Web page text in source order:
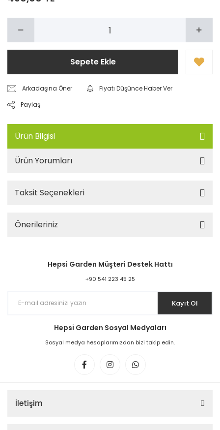
Sepete Ekle
Arkadaşına Öner
Fiyatı Düşünce Haber Ver
Paylaş
Ürün Bilgisi
Ürün Yorumları
Taksit Seçenekleri
Önerileriniz
Hepsi Garden Müşteri Destek Hattı
+90 541 223 45 25
Kayıt Ol
Hepsi Garden Sosyal Medyaları
Sosyal medya hesaplarımızdan bizi takip edin.
İletişim